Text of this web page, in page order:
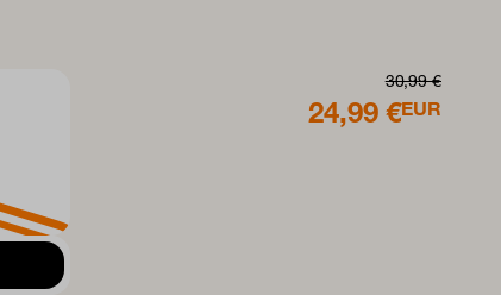
30,99 €
24,99 €EUR